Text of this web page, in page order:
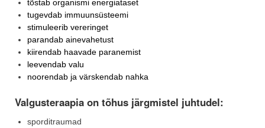
tõstab organismi energiataset
tugevdab immuunsüsteemi
stimuleerib vereringet
parandab ainevahetust
kiirendab haavade paranemist
leevendab valu
noorendab ja värskendab nahka
Valgusteraapia on tõhus järgmistel juhtudel:
sporditraumad